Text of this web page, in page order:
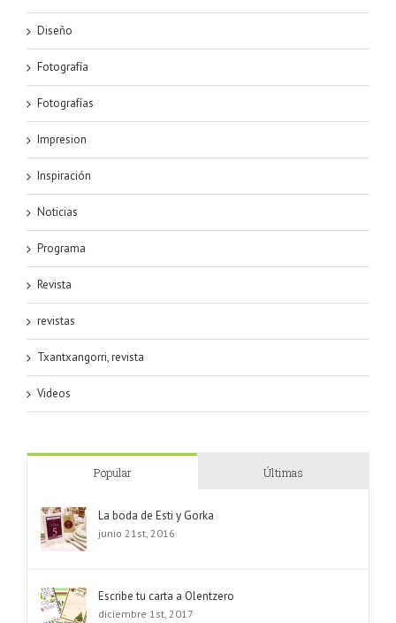
Diseño
Fotografía
Fotografías
Impresion
Inspiración
Noticias
Programa
Revista
revistas
Txantxangorri, revista
Videos
Popular Últimas
La boda de Esti y Gorka
junio 21st, 2016
Escribe tu carta a Olentzero
diciembre 1st, 2017